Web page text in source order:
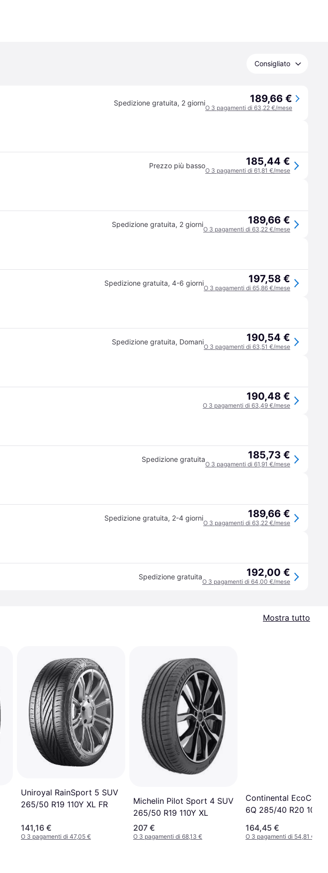
Consigliato
Spedizione gratuita, 2 giorni 189,66 €
O 3 pagamenti di 63,22 €/mese
Prezzo più basso 185,44 €
O 3 pagamenti di 61,81 €/mese
Spedizione gratuita, 2 giorni 189,66 €
O 3 pagamenti di 63,22 €/mese
Spedizione gratuita, 4-6 giorni 197,58 €
O 3 pagamenti di 65,86 €/mese
Spedizione gratuita, Domani 190,54 €
O 3 pagamenti di 63,51 €/mese
190,48 €
O 3 pagamenti di 63,49 €/mese
Spedizione gratuita 185,73 €
O 3 pagamenti di 61,91 €/mese
Spedizione gratuita, 2-4 giorni 189,66 €
O 3 pagamenti di 63,22 €/mese
Spedizione gratuita 192,00 €
O 3 pagamenti di 64,00 €/mese
Mostra tutto
Uniroyal RainSport 5 SUV
265/50 R19 110Y XL FR
141,16 €
O 3 pagamenti di 47,05 €
Michelin Pilot Sport 4 SUV
265/50 R19 110Y XL
207 €
O 3 pagamenti di 68,13 €
Continental
6Q 285/40 R20
164,45 €
O 3 pagamenti di 54,81 €